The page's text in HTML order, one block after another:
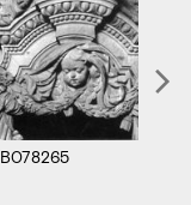
B078265